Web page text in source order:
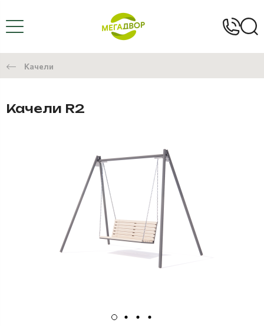
Качели
Качели R2